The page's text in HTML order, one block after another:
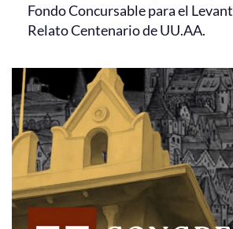
Fondo Concursable para el
Relato Centenario de UU.AA.